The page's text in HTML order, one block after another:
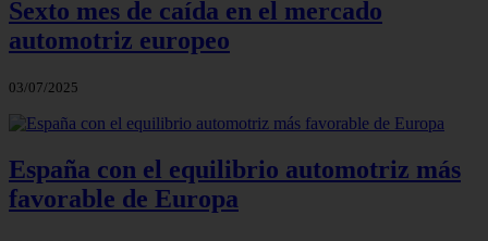
Sexto mes de caída en el mercado
automotriz europeo
03/07/2025
España con el equilibrio automotriz más
favorable de Europa